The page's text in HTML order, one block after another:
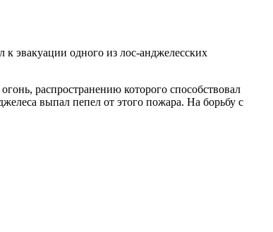
эвакуации одного из лос-анджелесских
распространению которого способствовал
выпал пепел от этого пожара. На борьбу с